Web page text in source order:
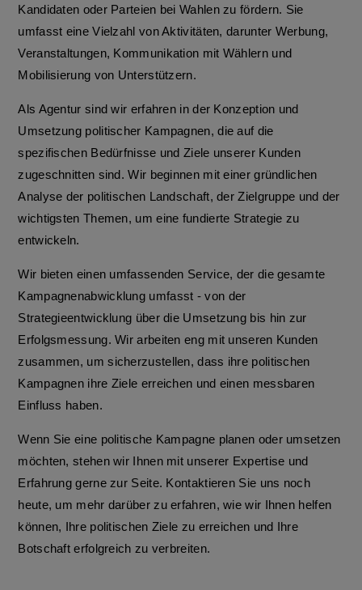
Kandidaten oder Parteien bei Wahlen zu fördern. Sie
umfasst eine Vielzahl von Aktivitäten, darunter Werbung,
Veranstaltungen, Kommunikation mit Wählern und
Mobilisierung von Unterstützern.
Als Agentur sind wir erfahren in der Konzeption und
Umsetzung politischer Kampagnen, die auf die
spezifischen Bedürfnisse und Ziele unserer Kunden
zugeschnitten sind. Wir beginnen mit einer gründlichen
Analyse der politischen Landschaft, der Zielgruppe und der
wichtigsten Themen, um eine fundierte Strategie zu
entwickeln.
Wir bieten einen umfassenden Service, der die gesamte
Kampagnenabwicklung umfasst - von der
Strategieentwicklung über die Umsetzung bis hin zur
Erfolgsmessung. Wir arbeiten eng mit unseren Kunden
zusammen, um sicherzustellen, dass ihre politischen
Kampagnen ihre Ziele erreichen und einen messbaren
Einfluss haben.
Wenn Sie eine politische Kampagne planen oder umsetzen
möchten, stehen wir Ihnen mit unserer Expertise und
Erfahrung gerne zur Seite. Kontaktieren Sie uns noch
heute, um mehr darüber zu erfahren, wie wir Ihnen helfen
können, Ihre politischen Ziele zu erreichen und Ihre
Botschaft erfolgreich zu verbreiten.